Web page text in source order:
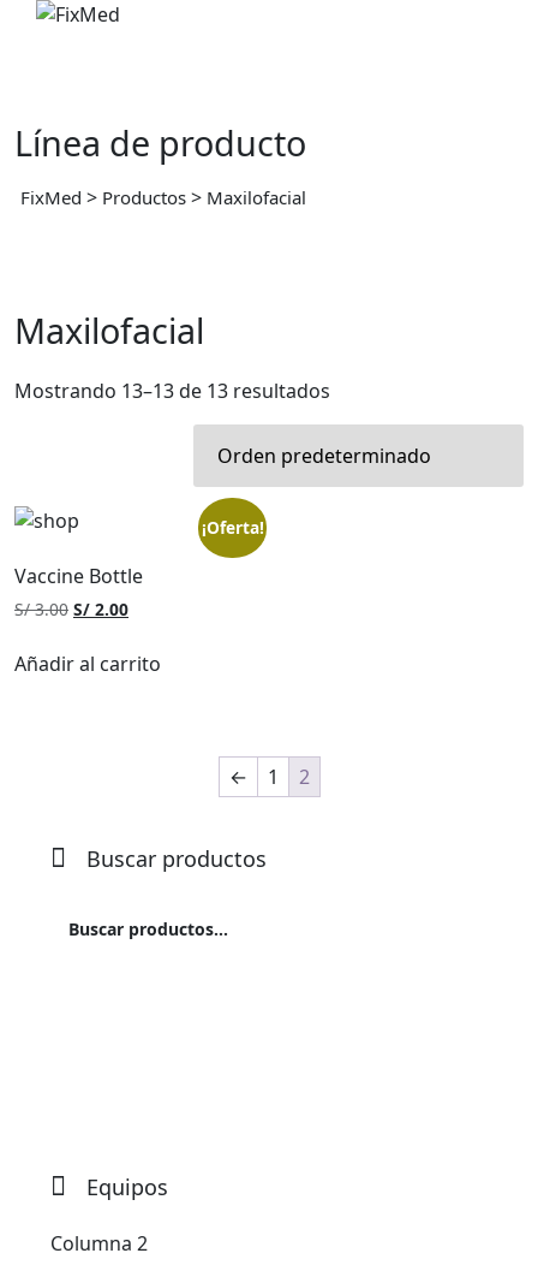
Skip
Línea de producto
FixMed > Productos > Maxilofacial
Maxilofacial
Mostrando 13–13 de 13 resultados
¡Oferta!
Vaccine Bottle
S/3.00 El
original
S/ 2.00El
actual
Añadir al carrito
← 1 2
Buscar productos
por:
Equipos
Columna 2